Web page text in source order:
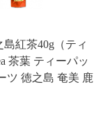
紅茶40g（ティ
茶葉 ティーパッ
ツ 徳之島 奄美 鹿